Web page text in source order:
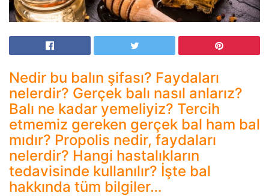
Nedir bu balın şifası? Faydaları
nelerdir? Gerçek balı nasıl anlarız?
Balı ne kadar yemeliyiz? Tercih
etmemiz gereken gerçek bal ham bal
mıdır? Propolis nedir, faydaları
nelerdir? Hangi hastalıkların
tedavisinde kullanılır? İşte bal
hakkında tüm bilgiler…